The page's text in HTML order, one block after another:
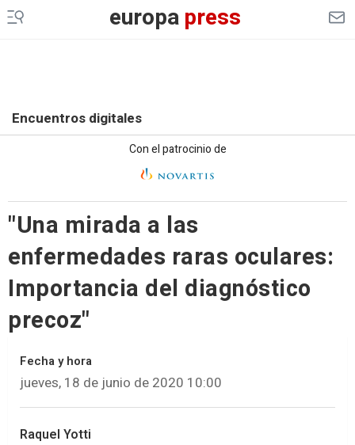
europapress
Encuentros digitales
Con el patrocinio de
"Una mirada a las
enfermedades raras oculares:
Importancia del diagnóstico
precoz"
Fecha y hora
jueves, 18 de junio de 2020 10:00
Raquel Yotti